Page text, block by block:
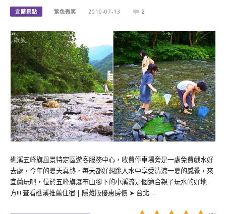
宜蘭景點 紫色微笑 2010-07-13 2
礁溪五峰旗風景特定區遊客服務中心，收費停車場旁是一處免費戲水好
去處，今年的夏天真熱，每天都好想跳入水中享受清涼一夏的感覺，來
宜蘭玩吧，位於五峰旗瀑布山腳下的小溪流是個適合親子玩水的好地
方!!! 查看礁溪推薦住宿 | 隱藏版優惠房價 ➤ 台北…